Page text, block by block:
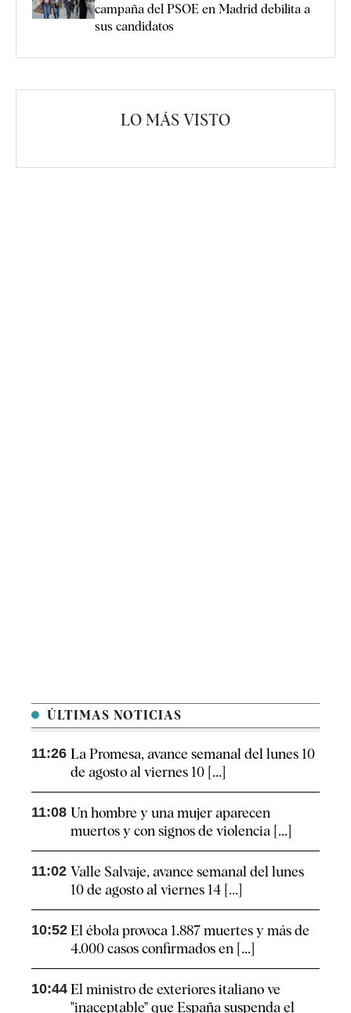
campaña del PSOE en Madrid debilita a
sus candidatos
LO MÁS VISTO
ÚLTIMAS NOTICIAS
11:26 La Promesa, avance semanal del lunes 10
de agosto al viernes 10 [...]
11:08 Un hombre y una mujer aparecen
muertos y con signos de violencia [...]
11:02 Valle Salvaje, avance semanal del lunes
10 de agosto al viernes 14 [...]
10:52 El ébola provoca 1.887 muertes y más de
4.000 casos confirmados en [...]
10:44 El ministro de exteriores italiano ve
"inaceptable" que España suspenda el